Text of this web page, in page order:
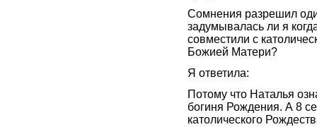
Сомнения разрешил
задумывалась ли я
совместили с
Божией Матери?
Я ответила:
Потому что Наталья
богиня Рождения. А 8
католического